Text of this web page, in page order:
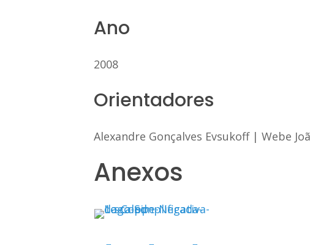
Ano
2008
Orientadores
Alexandre Gonçalves Evsukoff| Webe
Anexos